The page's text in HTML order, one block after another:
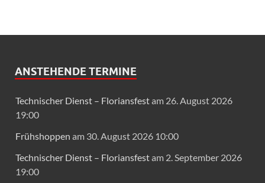
ANSTEHENDE TERMINE
Technischer Dienst – Floriansfestam 26. August 2026
19:00
Frühshoppen am 30. August 2026 10:00
Technischer Dienst – Floriansfestam 2. September 2026
19:00